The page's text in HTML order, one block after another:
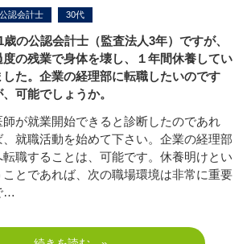
公認会計士 30代
歳の公認会計士（監査法人3年）ですが、
度の残業で身体を壊し、１年間休養してい
した。企業の経理部に転職したいのです
、可能でしょうか。
師が就業開始できると診断したのであれ
、就職活動を始めて下さい。企業の経理部
転職することは、可能です。休養明けとい
ことであれば、次の職場環境は非常に重要
…